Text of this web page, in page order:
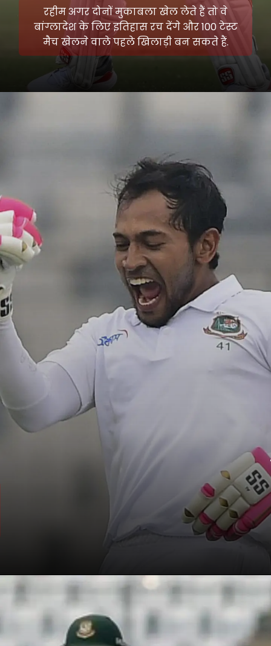
रहीम के 98 टेस्ट
रहीम ने अब तक अपने करियर में कुल 98 टेस्ट मैच
खेले हैं और बांग्लादेश के लिए सबसे अधिक टेस्ट
मैच खेलने वाले खिलाड़ी हैं.